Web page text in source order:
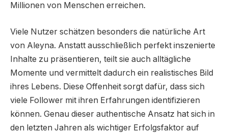
Millionen von Menschen erreichen.
Viele Nutzer schätzen besonders die natürliche Art
von Aleyna. Anstatt ausschließlich perfekt inszenierte
Inhalte zu präsentieren, teilt sie auch alltägliche
Momente und vermittelt dadurch ein realistisches Bild
ihres Lebens. Diese Offenheit sorgt dafür, dass sich
viele Follower mit ihren Erfahrungen identifizieren
können. Genau dieser authentische Ansatz hat sich in
den letzten Jahren als wichtiger Erfolgsfaktor auf